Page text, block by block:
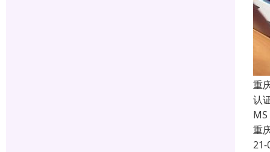
重
认
重
21-